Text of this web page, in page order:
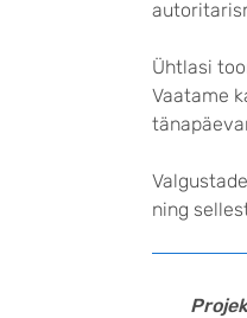
Ühtlasi
Vaatame
ning